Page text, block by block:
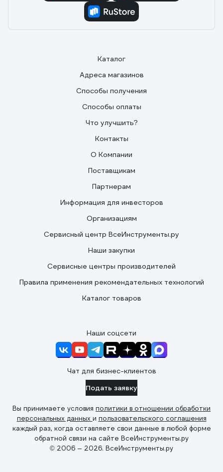
Каталог
Адреса магазинов
Способы получения
Способы оплаты
Что улучшить?
Контакты
О Компании
Поставщикам
Партнерам
Информация для инвесторов
Организациям
Сервисный центр ВсеИнструменты.ру
Наши закупки
Сервисные центры производителей
Правила применения рекомендательных технологий
Каталог товаров
Наши соцсети
Чат для бизнес-клиентов
Подать заявку
Вы принимаете условия политики в отношении обработки
персональных данных и пользовательского соглашения
каждый раз, когда оставляете свои данные в любой форме
обратной связи на сайте ВсеИнструменты.ру
© 2006 — 2026. ВсеИнструменты.ру